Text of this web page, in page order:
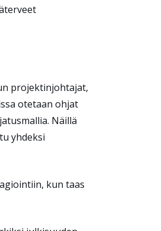
projektinjohtajat,
otetaan ohjat
Näillä
yhdeksi
kun taas